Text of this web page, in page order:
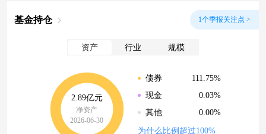
基金持仓 1个季报关注点 >
资产 行业 规模
2.89亿元
净资产
2026-06-30
债券
111.75%
现金
0.03%
其他
0.00%
为什么比例超过100%